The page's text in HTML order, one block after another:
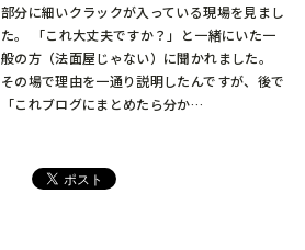
部分に細いクラックが入っている現場を見まし
た。 「これ大丈夫ですか？」と一緒にいた一
般の方（法面屋じゃない）に聞かれました。
その場で理由を一通り説明したんですが、後で
「これブログにまとめたら分か…